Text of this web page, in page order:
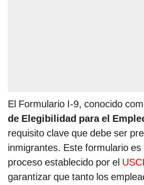
El Formulario I-9, conocido
de Elegibilidad para el
requisito clave que debe ser
inmigrantes. Este formulario es
proceso establecido por el
garantizar que tanto los